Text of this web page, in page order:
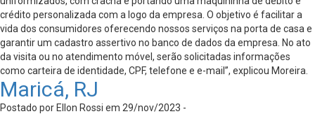
crédito personalizada com a logo da empresa. O objetivo é facilitar a
vida dos consumidores oferecendo nossos serviços na porta de casa e
garantir um cadastro assertivo no banco de dados da empresa. No ato
da visita ou no atendimento móvel, serão solicitadas informações
como carteira de identidade, CPF, telefone e e-mail”, explicou Moreira.
Maricá, RJ
Postado por Ellon Rossi em 29/nov/2023 -